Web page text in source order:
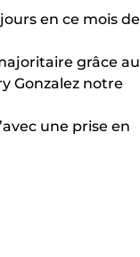
en ce mois de
grâce au
Gonzalez notre
une prise en